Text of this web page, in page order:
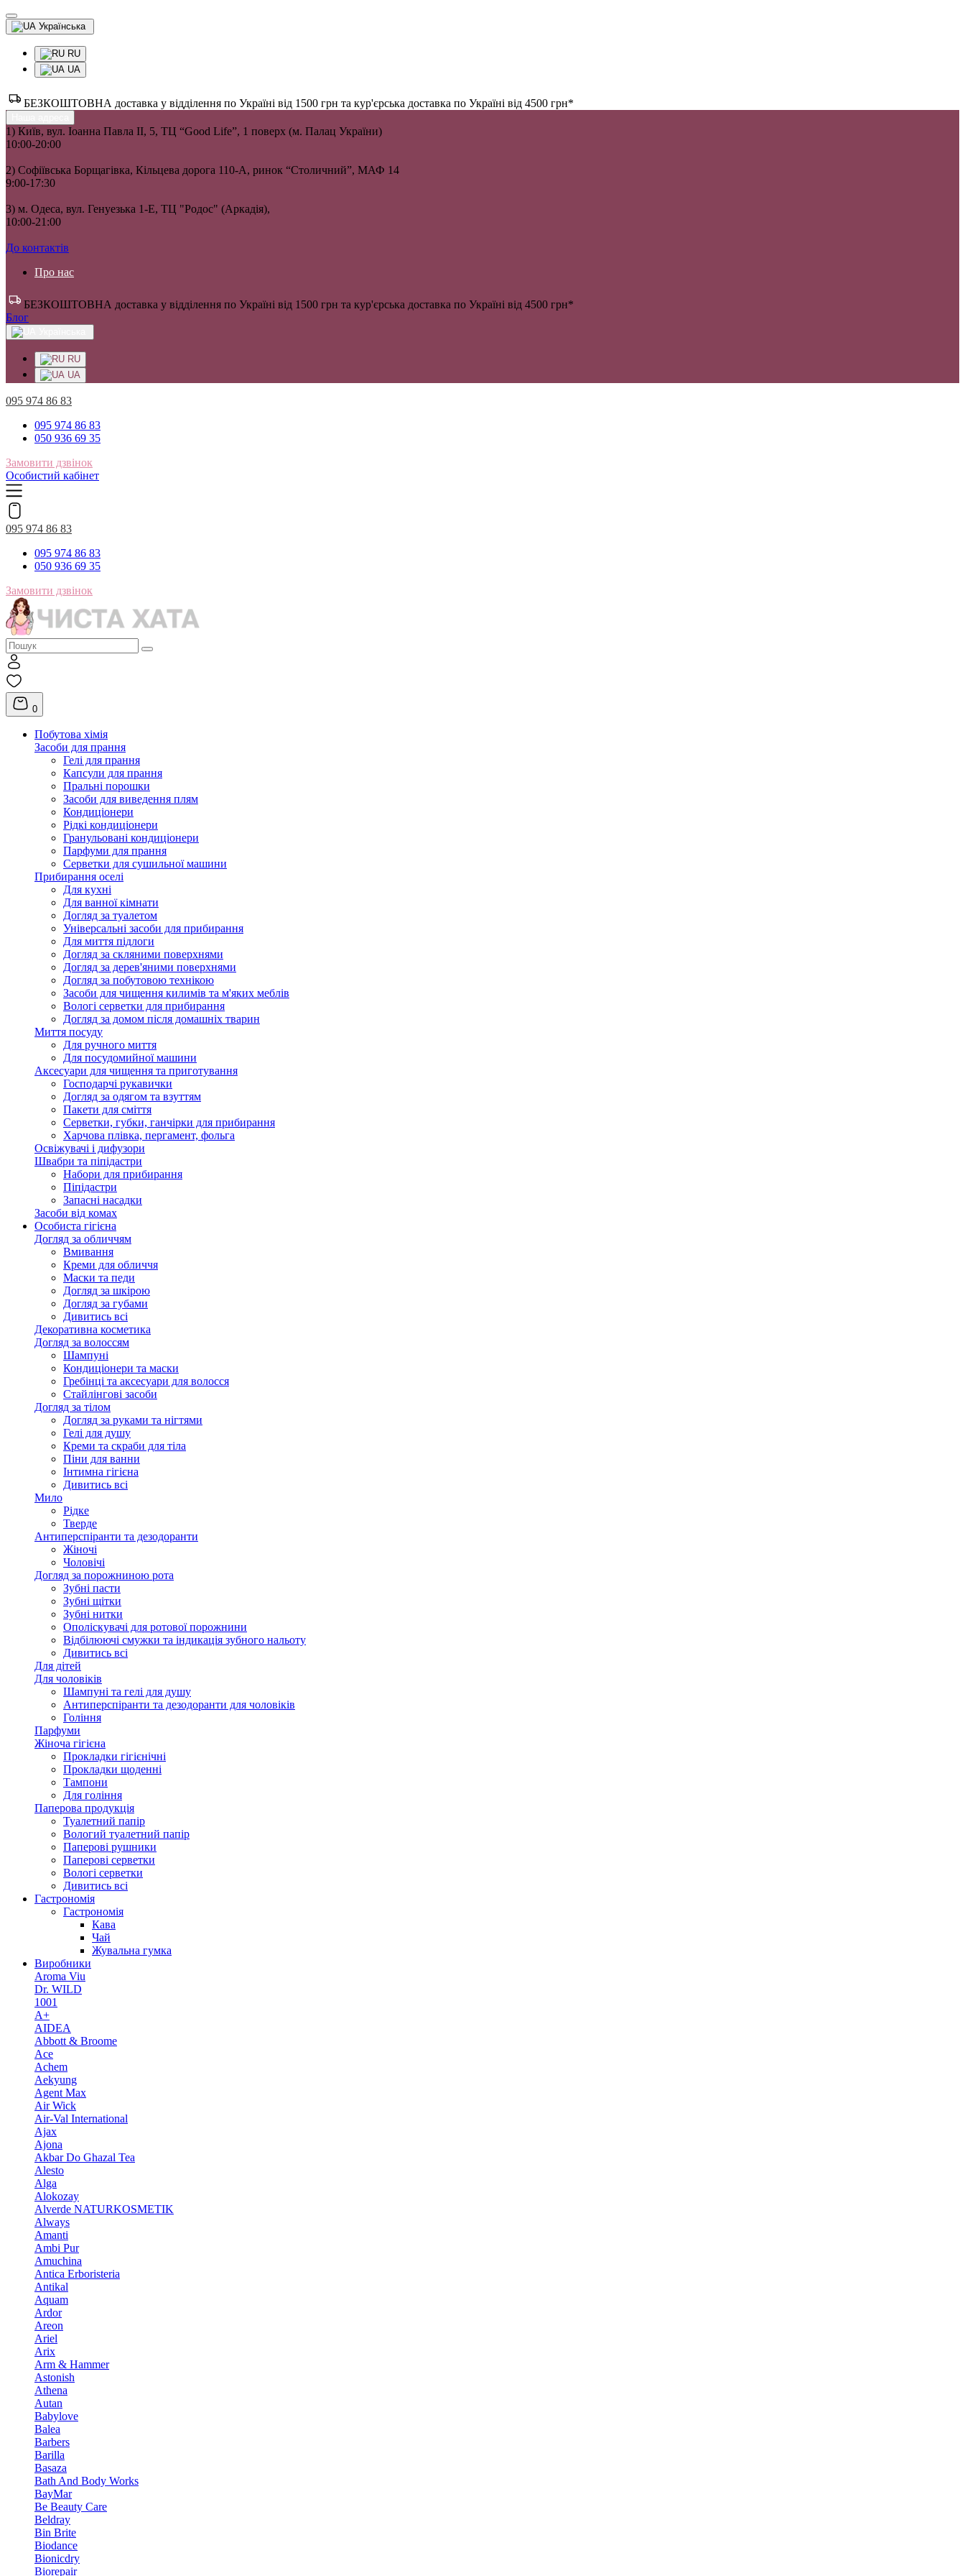
Українська
RU
UA
БЕЗКОШТОВНА доставка у відділення по Україні від 1500 грн та кур'єрська доставка по Україні від 4500 грн*
1) Київ, вул. Іоанна Павла II, 5, ТЦ “Good Life”, 1 поверх (м. Палац України)
10:00-20:00
2) Софіївська Борщагівка, Кільцева дорога 110-А, ринок “Столичний”, МАФ 14
9:00-17:30
3) м. Одеса, вул. Генуезька 1-Е, ТЦ "Родос" (Аркадія),
10:00-21:00
До контактів
Про нас
БЕЗКОШТОВНА доставка у відділення по Україні від 1500 грн та кур'єрська доставка по Україні від 4500 грн*
Блог
RU
UA
095 974 86 83
095 974 86 83
050 936 69 35
Замовити дзвінок
Особистий кабінет
095 974 86 83
095 974 86 83
050 936 69 35
Замовити дзвінок
0
Побутова хімія
Засоби для прання
Гелі для прання
Капсули для прання
Пральні порошки
Засоби для виведення плям
Кондиціонери
Рідкі кондиціонери
Гранульовані кондиціонери
Парфуми для прання
Серветки для сушильної машини
Прибирання оселі
Для кухні
Для ванної кімнати
Догляд за туалетом
Універсальні засоби для прибирання
Для миття підлоги
Догляд за скляними поверхнями
Догляд за дерев'яними поверхнями
Догляд за побутовою технікою
Засоби для чищення килимів та м'яких меблів
Вологі серветки для прибирання
Догляд за домом після домашніх тварин
Миття посуду
Для ручного миття
Для посудомийної машини
Аксесуари для чищення та приготування
Господарчі рукавички
Догляд за одягом та взуттям
Пакети для сміття
Серветки, губки, ганчірки для прибирання
Харчова плівка, пергамент, фольга
Освіжувачі і дифузори
Швабри та піпідастри
Набори для прибирання
Піпідастри
Запасні насадки
Засоби від комах
Особиста гігієна
Догляд за обличчям
Вмивання
Креми для обличчя
Маски та педи
Догляд за шкірою
Догляд за губами
Дивитись всі
Декоративна косметика
Догляд за волоссям
Шампуні
Кондиціонери та маски
Гребінці та аксесуари для волосся
Стайлінгові засоби
Догляд за тілом
Догляд за руками та нігтями
Гелі для душу
Креми та скраби для тіла
Піни для ванни
Інтимна гігієна
Дивитись всі
Мило
Рідке
Тверде
Антиперспіранти та дезодоранти
Жіночі
Чоловічі
Догляд за порожниною рота
Зубні пасти
Зубні щітки
Зубні нитки
Ополіскувачі для ротової порожнини
Відбілюючі смужки та індикація зубного нальоту
Дивитись всі
Для дітей
Для чоловіків
Шампуні та гелі для душу
Антиперспіранти та дезодоранти для чоловіків
Гоління
Парфуми
Жіноча гігієна
Прокладки гігієнічні
Прокладки щоденні
Тампони
Для гоління
Паперова продукція
Туалетний папір
Вологий туалетний папір
Паперові рушники
Паперові серветки
Вологі серветки
Дивитись всі
Гастрономія
Гастрономія
Кава
Чай
Жувальна гумка
Виробники
Aroma Viu
Dr. WILD
1001
A+
AIDEA
Abbott & Broome
Ace
Achem
Aekyung
Agent Max
Air Wick
Air-Val International
Ajax
Ajona
Akbar Do Ghazal Tea
Alesto
Alga
Alokozay
Alverde NATURKOSMETIK
Always
Amanti
Ambi Pur
Amuchina
Antica Erboristeria
Antikal
Aquam
Ardor
Areon
Ariel
Arix
Arm & Hammer
Astonish
Athena
Autan
Babylove
Balea
Barbers
Barilla
Basaza
Bath And Body Works
BayMar
Be Beauty Care
Beldray
Bin Brite
Biodance
Bionicdry
Biorepair